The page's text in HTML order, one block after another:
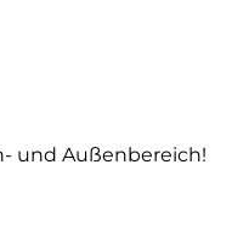
und Außenbereich!